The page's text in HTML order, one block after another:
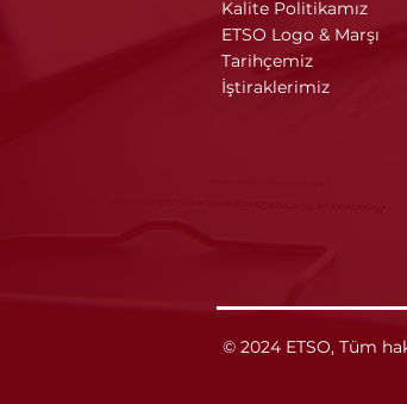
Kalite Politikamız
ETSO Logo & Marşı
Tarihçemiz
İştiraklerimiz
© 2024 ETSO, Tüm